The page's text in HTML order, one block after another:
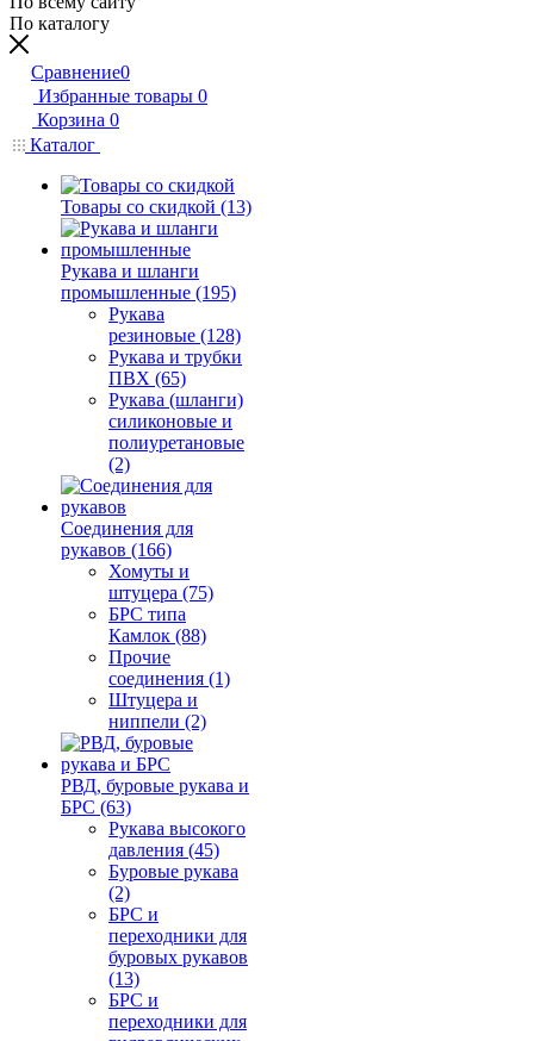
По каталогу
Сравнение0
Избранные товары 0
Корзина 0
Каталог
Товары со скидкой (13)
Рукава и шланги
промышленные (195)
Рукава
резиновые (128)
Рукава и трубки
ПВХ (65)
Рукава (шланги)
силиконовые и
полиуретановые
(2)
Соединения для
рукавов (166)
Хомуты и
штуцера (75)
БРС типа
Камлок (88)
Прочие
соединения (1)
Штуцера и
ниппели (2)
РВД, буровые рукава и
БРС (63)
Рукава высокого
давления (45)
Буровые рукава
(2)
БРС и
переходники для
буровых рукавов
(13)
БРС и
переходники для